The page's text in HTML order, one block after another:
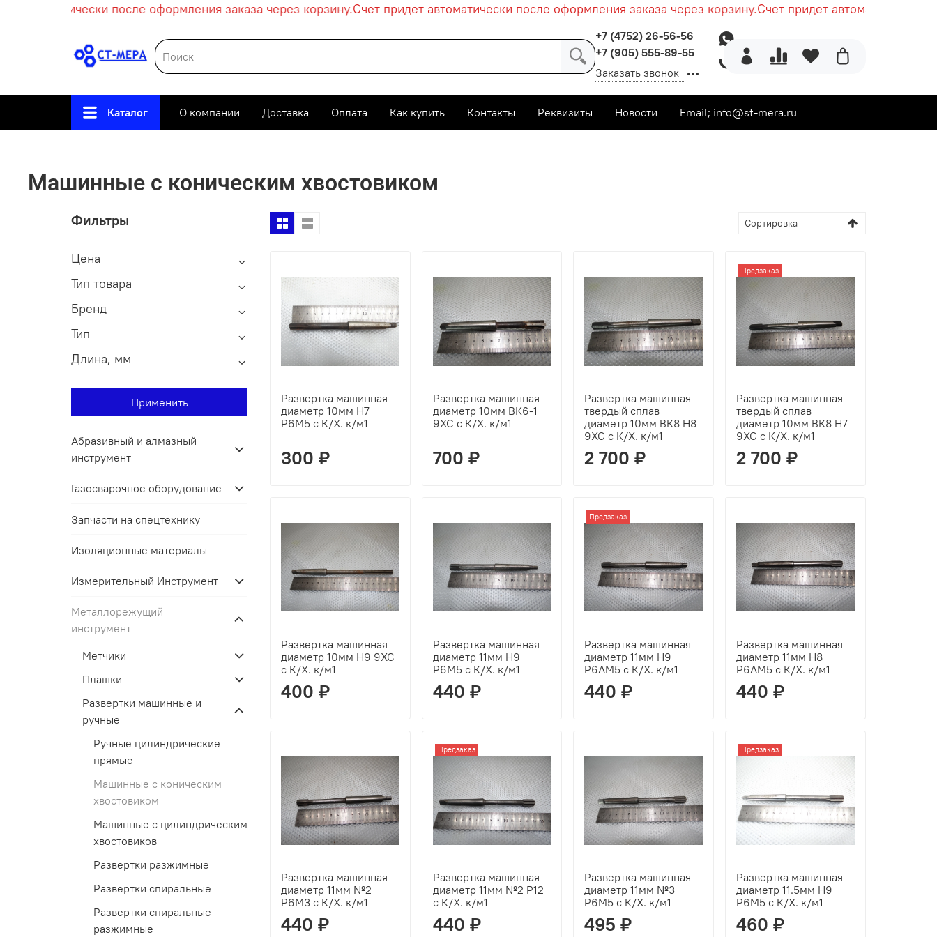
автоматически после оформления заказа через корзину.Счет придет автоматически после оформления заказа через корзину.Счет придет автоматически
+7 (4752) 26-56-56
+7 (905) 555-89-55
Заказать звонок
Каталог О компании Доставка Оплата Как купить Контакты Реквизиты Новости Email; info@st-mera.ru
Машинные с коническим хвостовиком
Развертка машинная
диаметр 10мм Н7
Р6М5 с К/Х. к/м1
300 ₽
Развертка машинная
диаметр 10мм ВК6-1
9ХС с К/Х. к/м1
700 ₽
Развертка машинная
твердый сплав
диаметр 10мм ВК8 Н8
9ХС с К/Х. к/м1
2 700 ₽
Предзаказ
Развертка машинная
твердый сплав
диаметр 10мм ВК8 Н7
9ХС с К/Х. к/м1
2 700 ₽
Развертка машинная
диаметр 10мм Н9 9ХС
с К/Х. к/м1
400 ₽
Развертка машинная
диаметр 11мм Н9
Р6М5 с К/Х. к/м1
440 ₽
Предзаказ
Развертка машинная
диаметр 11мм Н9
Р6АМ5 с К/Х. к/м1
440 ₽
Развертка машинная
диаметр 11мм Н8
Р6АМ5 с К/Х. к/м1
440 ₽
Развертка машинная
диаметр 11мм №2
Р6М3 с К/Х. к/м1
440 ₽
Предзаказ
Развертка машинная
диаметр 11мм №2 Р12
с К/Х. к/м1
440 ₽
Развертка машинная
диаметр 11мм №3
Р6М5 с К/Х. к/м1
495 ₽
Предзаказ
Развертка машинная
диаметр 11.5мм Н9
Р6М5 с К/Х. к/м1
460 ₽
Фильтры
Цена
Тип товара
Бренд
Тип
Длина, мм
Применить
Абразивный и алмазный
инструмент
Газосварочное оборудование
Запчасти на спецтехнику
Изоляционные материалы
Измерительный Инструмент
Металлорежущий
инструмент
Метчики
Плашки
Развертки машинные и
ручные
Ручные цилиндрические
прямые
Машинные с коническим
хвостовиком
Машинные с цилиндрическим
хвостовиков
Развертки разжимные
Развертки спиральные
Развертки спиральные
разжимные